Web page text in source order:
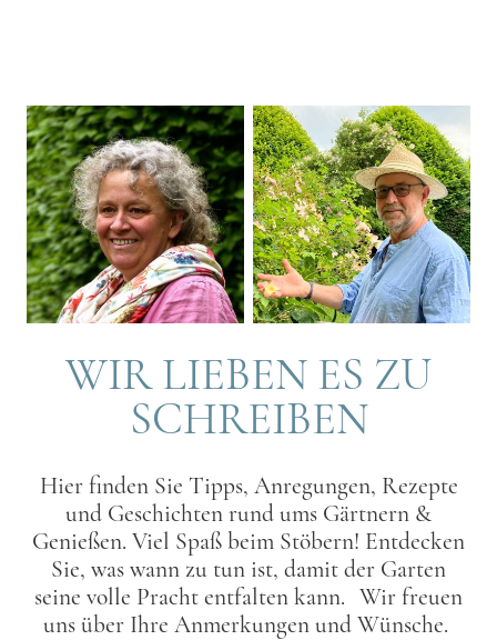
WIR LIEBEN ES ZU
SCHREIBEN
Hier finden Sie Tipps, Anregungen, Rezepte
und Geschichten rund ums Gärtnern &
Genießen. Viel Spaß beim Stöbern! Entdecken
Sie, was wann zu tun ist, damit der Garten
seine volle Pracht entfalten kann. Wir freuen
uns über Ihre Anmerkungen und Wünsche.